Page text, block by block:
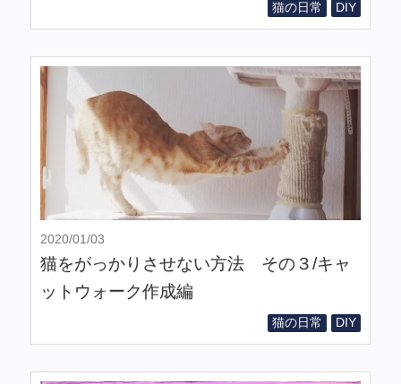
猫の日常 DIY
2020/01/03
猫をがっかりさせない方法 その３/キャ
ットウォーク作成編
猫の日常 DIY